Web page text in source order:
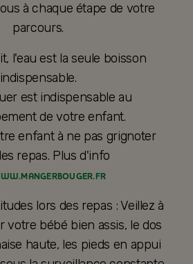
à chaque étape de votre
parcours.
l'eau est la seule boisson
indispensable.
est indispensable au
de votre enfant.
enfant à ne pas grignoter
repas. Plus d'info
lors des repas : Veillez à
votre bébé bien assis, le dos
haute, les pieds en appui